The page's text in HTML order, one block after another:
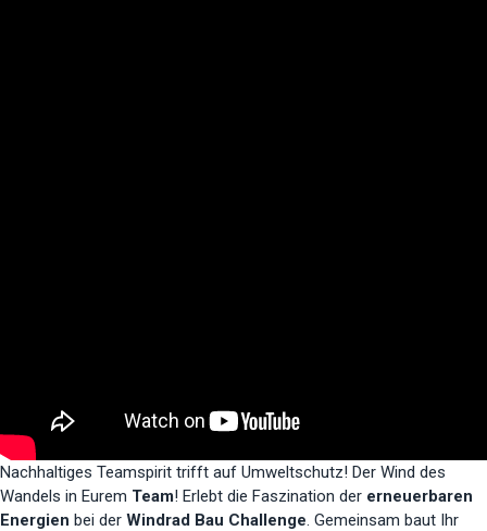
Nachhaltiges Teamspirit trifft auf Umweltschutz! Der Wind des
Wandels in Eurem Team! Erlebt die Faszination der erneuerbaren
Energien bei der Windrad Bau Challenge. Gemeinsam baut Ihr